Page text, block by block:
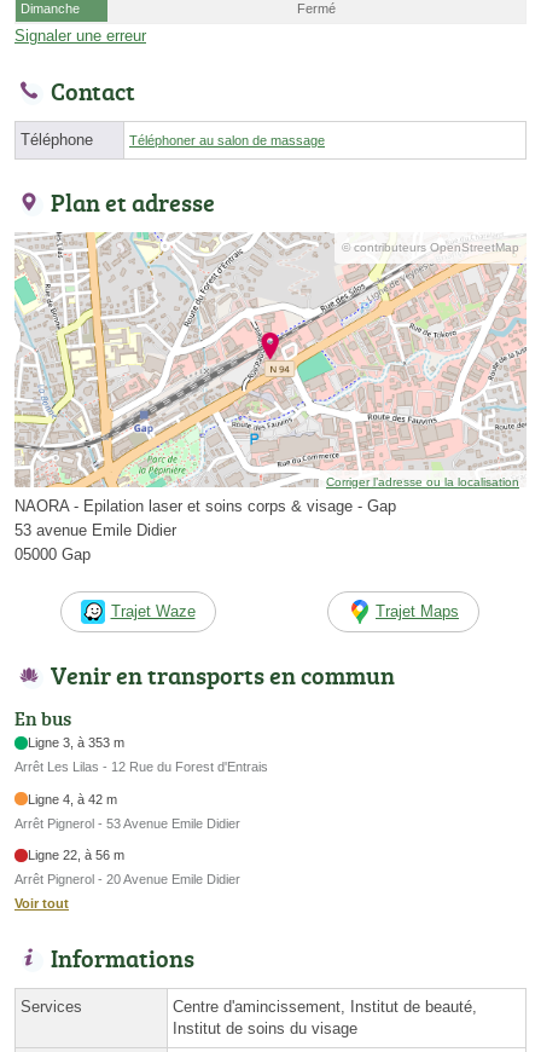
Dimanche
Fermé
Signaler une erreur
Contact
Téléphone Téléphoner au salon de massage
Plan et adresse
© contributeurs OpenStreetMap
Corriger l’adresse ou la localisation
NAORA - Epilation laser et soins corps & visage - Gap
53 avenue Emile Didier
05000 Gap
Trajet Waze Trajet Maps
Venir en transports en commun
En bus
Ligne 3, à 353 m
Arrêt Les Lilas - 12 Rue du Forest d'Entrais
Ligne 4, à 42 m
Arrêt Pignerol - 53 Avenue Emile Didier
Ligne 22, à 56 m
Arrêt Pignerol - 20 Avenue Emile Didier
Voir tout
Informations
Services
Centre d'amincissement, Institut de beauté,
Institut de soins du visage